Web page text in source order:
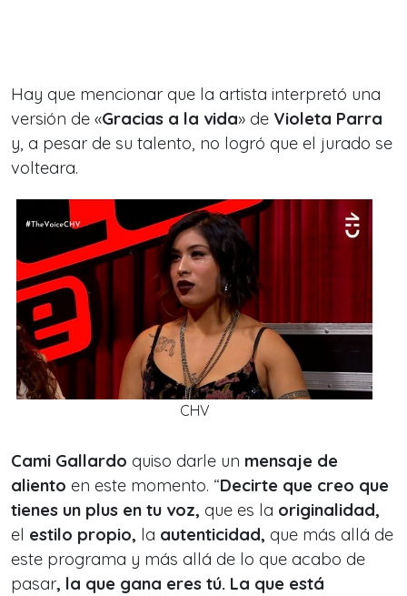
Hay que mencionar que la artista interpretó una
versión de «Gracias a la vida» de Violeta Parra
y, a pesar de su talento, no logró que el jurado se
volteara.
CHV
Cami Gallardo quiso darle un mensaje de
aliento en este momento. “Decirte que creo que
tienes un plus en tu voz, que es la originalidad,
el estilo propio, la autenticidad, que más allá de
este programa y más allá de lo que acabo de
pasar, la que gana eres tú. La que está